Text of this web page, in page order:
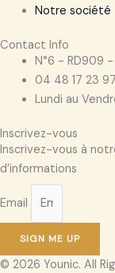
Notre société
Contact Info
N°6 - RD909 -
04 48 17 23 97
Lundi au
Inscrivez-vous
Inscrivez-vous à
d’informations
Email
SIGN ME UP
© 2026 Younic. All